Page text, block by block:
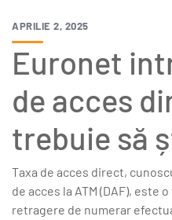
APRILIE 2, 2025
Euronet
de acces
trebuie să
Taxa de acces direct,
de acces la ATM (DAF), este
retragere de numerar